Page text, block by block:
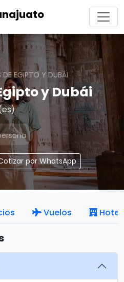
DE EGIPTO Y DUBÁI
y Dubái
por WhatsApp
Vuelos